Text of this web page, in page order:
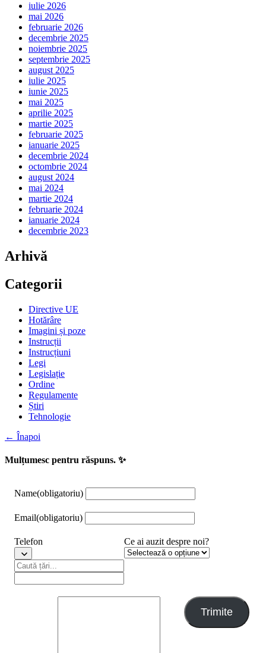
iulie 2026
mai 2026
februarie 2026
decembrie 2025
noiembrie 2025
septembrie 2025
august 2025
iulie 2025
iunie 2025
mai 2025
aprilie 2025
martie 2025
februarie 2025
ianuarie 2025
decembrie 2024
octombrie 2024
august 2024
mai 2024
martie 2024
februarie 2024
ianuarie 2024
decembrie 2023
Arhivă
Categorii
Directive UE
Hotărâre
Imagini și poze
Instrucții
Instrucțiuni
Legi
Legislație
Ordine
Regulamente
Știri
Tehnologie
← Înapoi
Mulțumesc pentru răspuns. ✨
Name(obligatoriu)
Email(obligatoriu)
Telefon Ce ai auzit despre noi?
Trimite